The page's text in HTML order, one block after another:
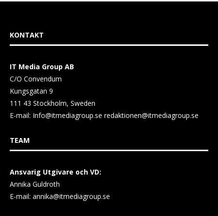
KONTAKT
IT Media Group AB
C/O Convendum
Kungsgatan 9
111 43 Stockholm, Sweden
E-mail: Info@itmediagroup.se redaktionen@itmediagroup.se
TEAM
Ansvarig Utgivare och VD:
Annika Guldroth
E-mail: annika@itmediagroup.se